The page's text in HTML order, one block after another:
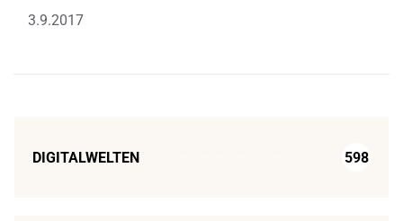
3.9.2017
DIGITALWELTEN 598